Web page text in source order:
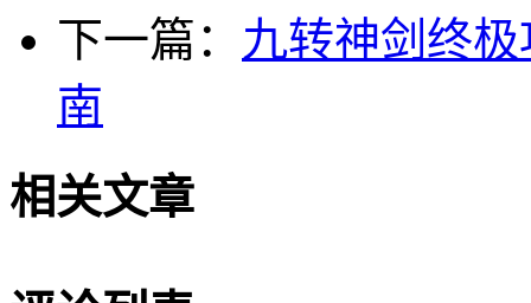
下一篇： 九转神剑终
南
相关文章